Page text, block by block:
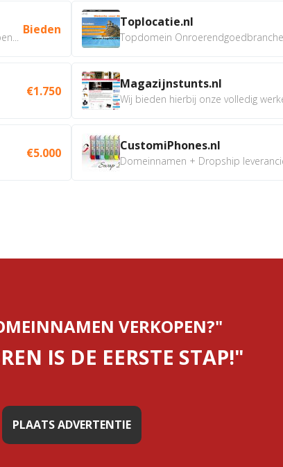
Bieden
€1.750
€5.000
Toplocatie.nl
Topdomein Onroerendgoedbranche:
Magazijnstunts.nl
Wij bieden hierbij onze volledig
CustomiPhones.nl
Domeinnamen + Dropship
VERKOPEN?"
IS DE EERSTE STAP!"
PLAATS ADVERTENTIE